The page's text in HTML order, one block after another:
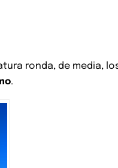
ronda, de media,
.